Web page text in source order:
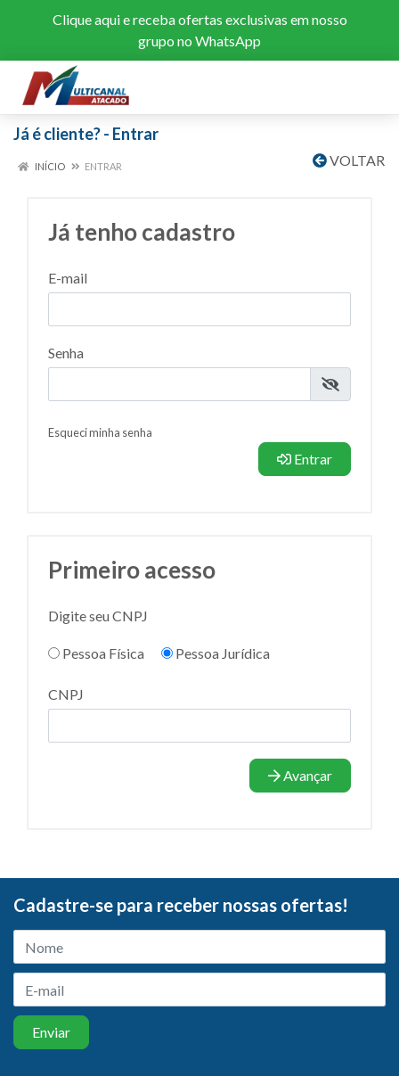
Clique aquie receba ofertas exclusivas em nosso
grupo no WhatsApp
Já é cliente? - Entrar
VOLTAR
INÍCIO ENTRAR
Já tenho cadastro
E-mail
Senha
Esqueci minha senha
Entrar
Primeiro acesso
Digite seu CNPJ
Pessoa Física Pessoa Jurídica
CNPJ
Avançar
Cadastre-se para receber nossas ofertas!